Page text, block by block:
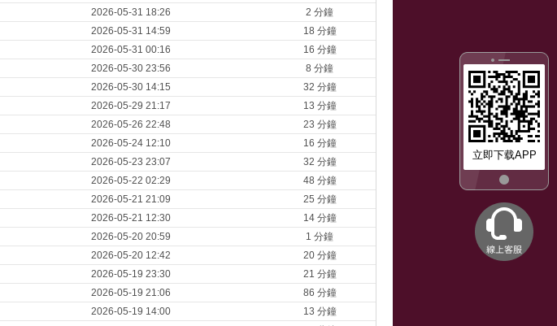
立即下载APP
2026-05-31 18:26
2 分鐘
2026-05-31 14:59
18 分鐘
2026-05-31 00:16
16 分鐘
2026-05-30 23:56
8 分鐘
2026-05-30 14:15
32 分鐘
2026-05-29 21:17
13 分鐘
2026-05-26 22:48
23 分鐘
2026-05-24 12:10
16 分鐘
2026-05-23 23:07
32 分鐘
2026-05-22 02:29
48 分鐘
2026-05-21 21:09
25 分鐘
2026-05-21 12:30
14 分鐘
2026-05-20 20:59
1 分鐘
2026-05-20 12:42
20 分鐘
2026-05-19 23:30
21 分鐘
2026-05-19 21:06
86 分鐘
2026-05-19 14:00
13 分鐘